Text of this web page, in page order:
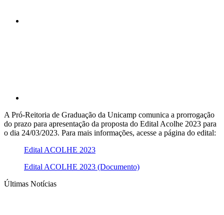
A Pró-Reitoria de Graduação da Unicamp comunica a prorrogação
do prazo para apresentação da proposta do Edital Acolhe 2023 para
o dia 24/03/2023. Para mais informações, acesse a página do edital:
Edital ACOLHE 2023
Edital ACOLHE 2023 (Documento)
Últimas Notícias